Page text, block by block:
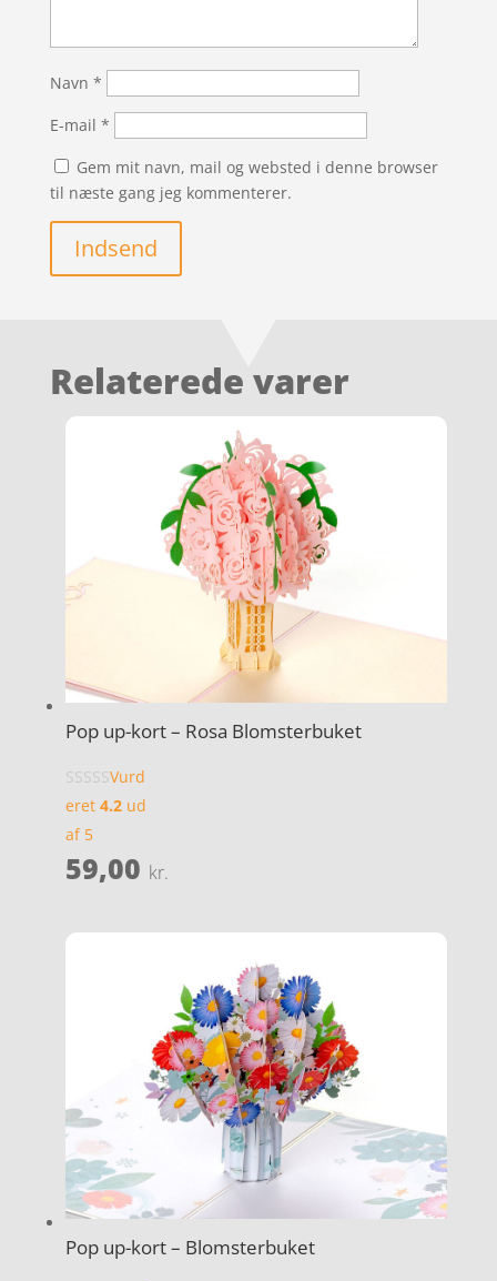
Navn *
E-mail *
Gem mit navn, mail og websted i denne browser
til næste gang jeg kommenterer.
Indsend
Relaterede varer
Pop up-kort – Rosa Blomsterbuket
Vurd
eret 4.2ud
af 5
59,00 kr.
Pop up-kort – Blomsterbuket